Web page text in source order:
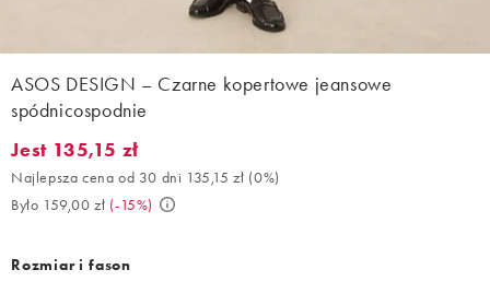
ASOS DESIGN – Czarne kopertowe jeansowe
spódnicospodnie
Jest 135,15 zł. Najlepsza cena od 30 dni 135,15 zł (0%). Było
Jest 135,15 zł
Najlepsza cena od 30 dni 135,15 zł (0%)
Było 159,00 zł (-15%)
Rozmiar i fason